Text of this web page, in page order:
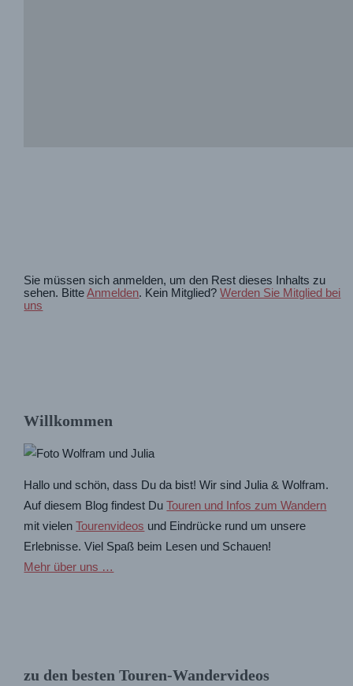
Willkommen
Hallo und schön, dass Du da bist! Wir sind Julia & Wolfram.
Auf diesem Blog findest DuTouren und Infos zum Wandern
mit vielenTourenvideos und Eindrücke rund um unsere
Erlebnisse. Viel Spaß beim Lesen und Schauen!
Mehr über uns …
zu den besten Touren-Wandervideos
Sie müssen sich anmelden, um den Rest dieses Inhalts zu
sehen. BitteAnmelden. Kein Mitglied?Werden Sie Mitglied bei
uns